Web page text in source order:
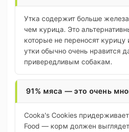
Утка содержит больше
чем курица. Это
которые не переносят курицу
утки обычно очень нравится
привередливым собакам.
91% мяса — это очень
Cooka's Cookies
Food — корм должен